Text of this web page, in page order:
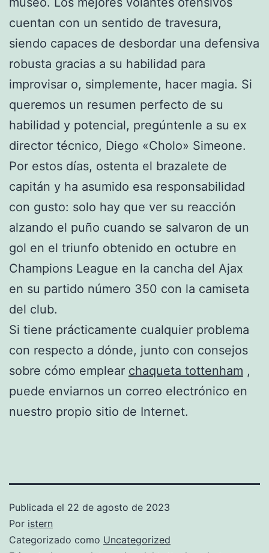
cuentan con un sentido de travesura,
siendo capaces de desbordar una defensiva
robusta gracias a su habilidad para
improvisar o, simplemente, hacer magia. Si
queremos un resumen perfecto de su
habilidad y potencial, pregúntenle a su ex
director técnico, Diego «Cholo» Simeone.
Por estos días, ostenta el brazalete de
capitán y ha asumido esa responsabilidad
con gusto: solo hay que ver su reacción
alzando el puño cuando se salvaron de un
gol en el triunfo obtenido en octubre en
Champions League en la cancha del Ajax
en su partido número 350 con la camiseta
del club.
Si tiene prácticamente cualquier problema
con respecto a dónde, junto con consejos
sobre cómo emplear chaqueta tottenham ,
puede enviarnos un correo electrónico en
nuestro propio sitio de Internet.
Publicada el 22 de agosto de 2023
Por istern
Categorizado como Uncategorized